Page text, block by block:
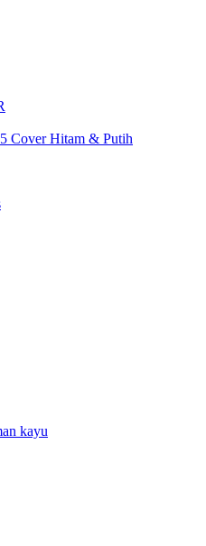
Cover Hitam & Putih
kayu